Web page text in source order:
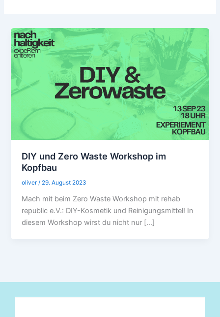
DIY und Zero Waste Workshop im
Kopfbau
oliver/ 29. August 2023
Mach mit beim Zero Waste Workshop mit rehab
republic e.V.: DIY-Kosmetik und Reinigungsmittel! In
diesem Workshop wirst du nicht nur […]